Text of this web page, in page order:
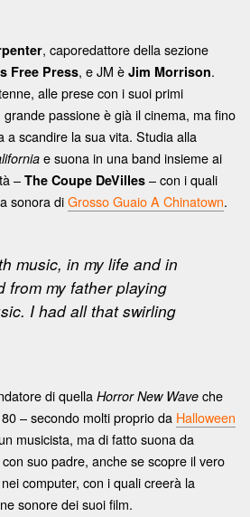
, caporedattore della sezione
Free Press, e JM è Jim Morrison.
alle prese con i suoi primi
passione è già il cinema, ma fino
a scandire la sua vita. Studia alla
e suona in una band insieme ai
– The Coupe DeVilles – con i quali
sonora diGrosso Guaio A Chinatown.
music, in my life and in
from my father playing
I had all that swirling
di quella Horror New Wave che
– secondo molti proprio da Halloween
musicista, ma di fatto suona da
suo padre, anche se scopre il vero
computer, con i quali creerà la
sonore dei suoi film.